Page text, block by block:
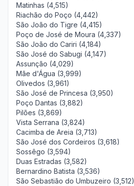
Matinhas (4,515)
Riachão do Poço (4,442)
São João do Tigre (4,415)
Poço de José de Moura (4,337)
São João do Cariri (4,184)
São José do Sabugi (4,147)
Assunção (4,029)
Mãe d'Água (3,999)
Olivedos (3,961)
São José de Princesa (3,950)
Poço Dantas (3,882)
Pilões (3,869)
Vista Serrana (3,824)
Cacimba de Areia (3,713)
São José dos Cordeiros (3,618)
Sossêgo (3,594)
Duas Estradas (3,582)
Bernardino Batista (3,536)
São Sebastião do Umbuzeiro (3,512)